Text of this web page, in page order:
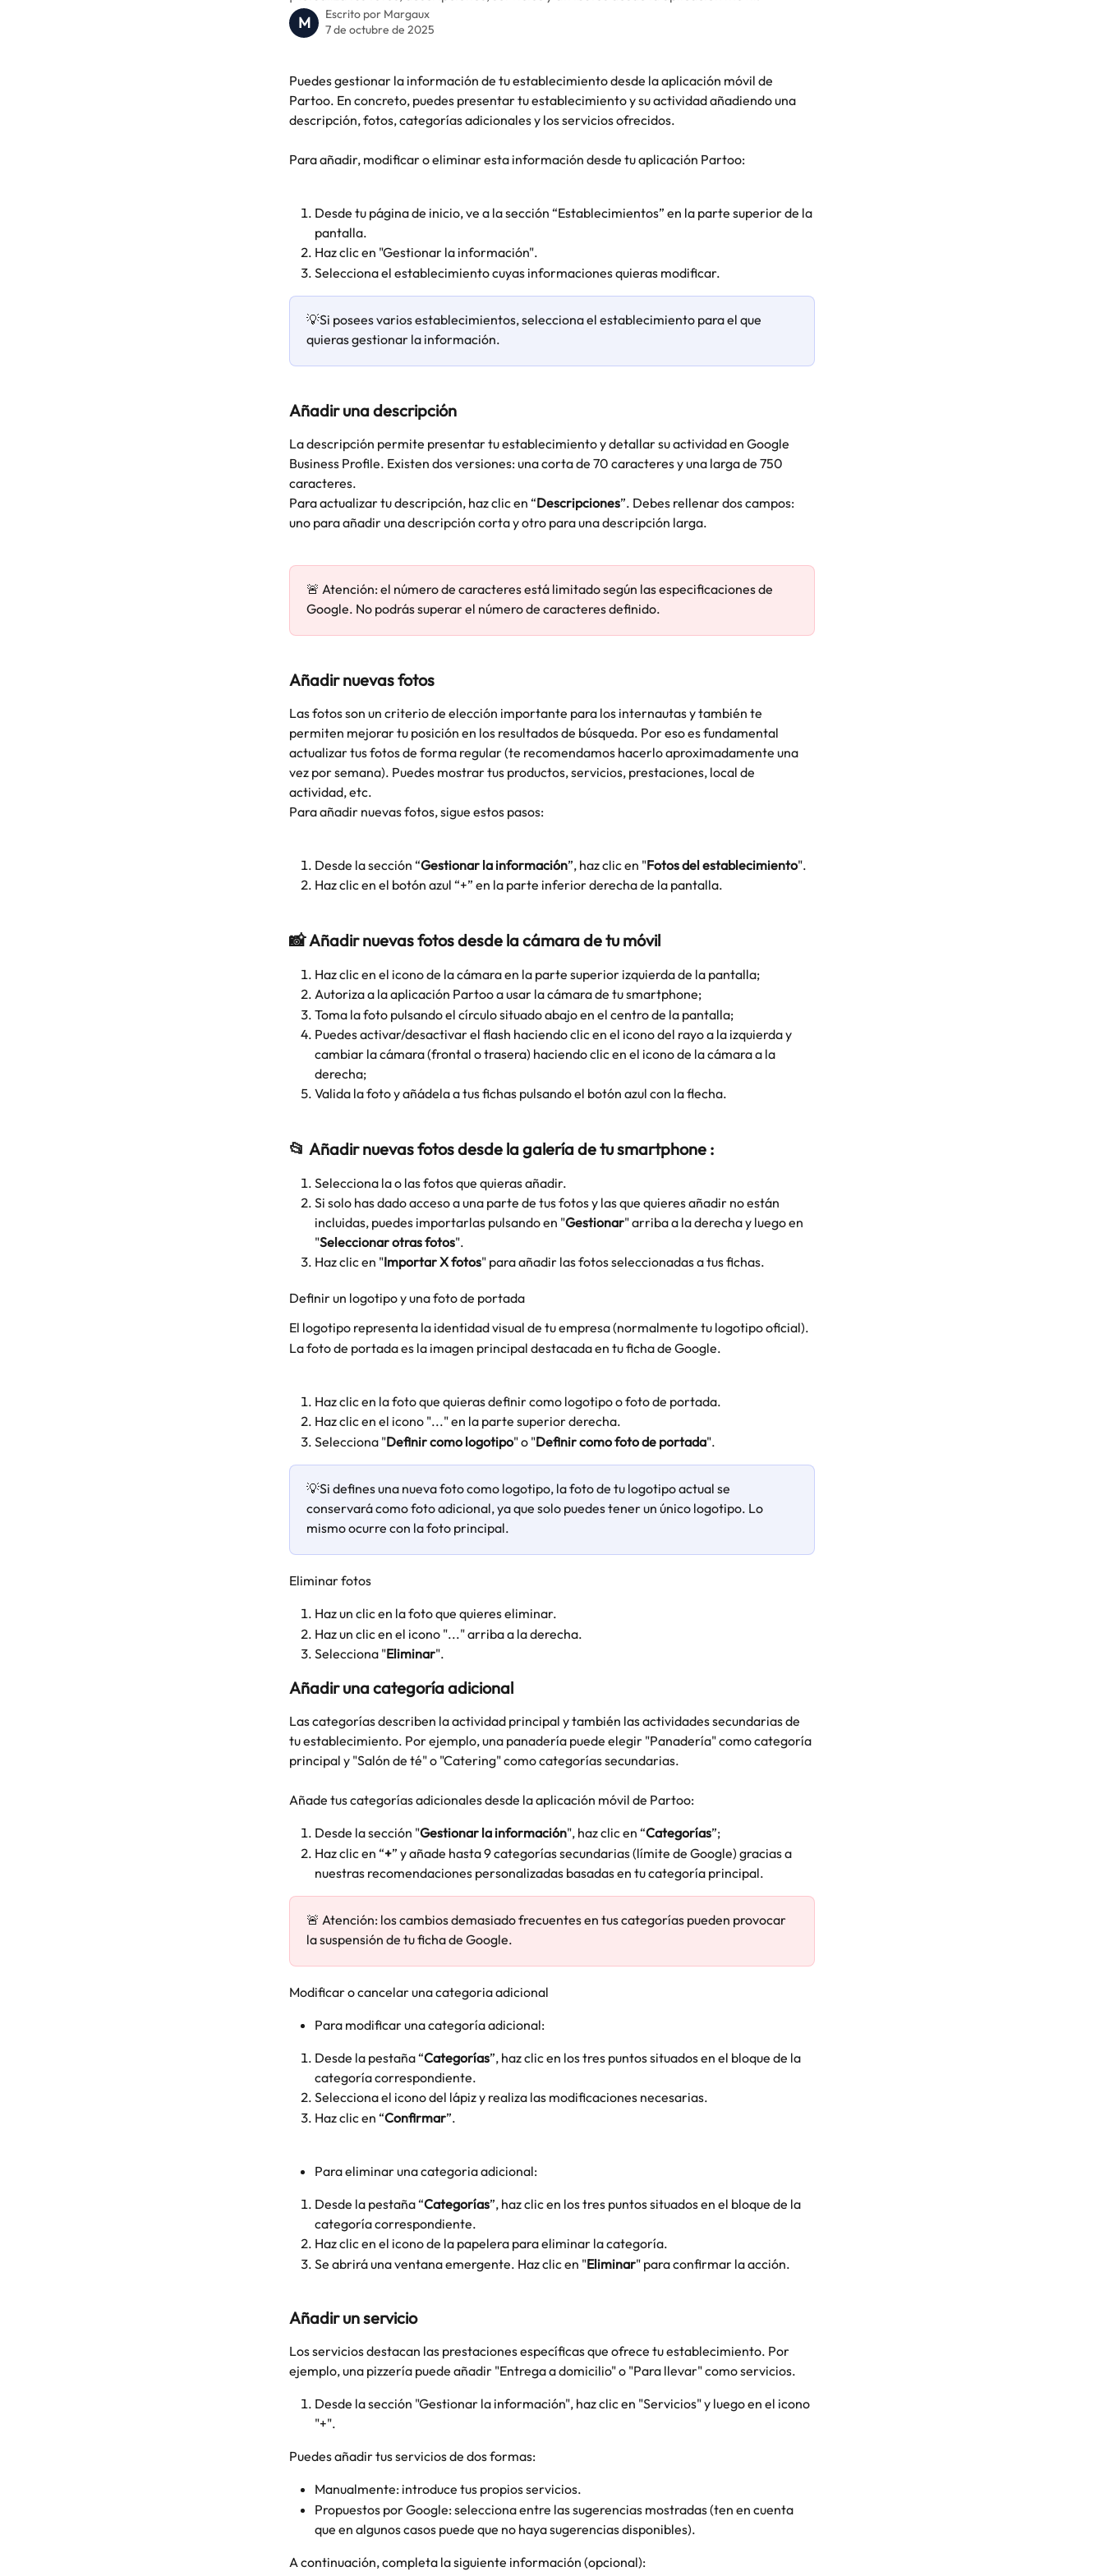
M Escrito por Margaux
7 de octubre de 2025
Puedes gestionar la información de tu establecimiento desde la aplicación móvil de
Partoo. En concreto, puedes presentar tu establecimiento y su actividad añadiendo una
descripción, fotos, categorías adicionales y los servicios ofrecidos.
Para añadir, modificar o eliminar esta información desde tu aplicación Partoo:
Desde tu página de inicio, ve a la sección “Establecimientos” en la parte superior de la
pantalla.
Haz clic en "Gestionar la información".
Selecciona el establecimiento cuyas informaciones quieras modificar.
💡Si posees varios establecimientos, selecciona el establecimiento para el que
quieras gestionar la información.
Añadir una descripción
La descripción permite presentar tu establecimiento y detallar su actividad en Google
Business Profile. Existen dos versiones: una corta de 70 caracteres y una larga de 750
caracteres.
Para actualizar tu descripción, haz clic en “Descripciones”. Debes rellenar dos campos:
uno para añadir una descripción corta y otro para una descripción larga.
🚨 Atención: el número de caracteres está limitado según las especificaciones de
Google. No podrás superar el número de caracteres definido.
Añadir nuevas fotos
Las fotos son un criterio de elección importante para los internautas y también te
permiten mejorar tu posición en los resultados de búsqueda. Por eso es fundamental
actualizar tus fotos de forma regular (te recomendamos hacerlo aproximadamente una
vez por semana). Puedes mostrar tus productos, servicios, prestaciones, local de
actividad, etc.
Para añadir nuevas fotos, sigue estos pasos:
Desde la sección “Gestionar la información”, haz clic en "Fotos del establecimiento".
Haz clic en el botón azul “+” en la parte inferior derecha de la pantalla.
📸 Añadir nuevas fotos desde la cámara de tu móvil
Haz clic en el icono de la cámara en la parte superior izquierda de la pantalla;
Autoriza a la aplicación Partoo a usar la cámara de tu smartphone;
Toma la foto pulsando el círculo situado abajo en el centro de la pantalla;
Puedes activar/desactivar el flash haciendo clic en el icono del rayo a la izquierda y
cambiar la cámara (frontal o trasera) haciendo clic en el icono de la cámara a la
derecha;
Valida la foto y añádela a tus fichas pulsando el botón azul con la flecha.
📂 Añadir nuevas fotos desde la galería de tu smartphone :
Selecciona la o las fotos que quieras añadir.
Si solo has dado acceso a una parte de tus fotos y las que quieres añadir no están
incluidas, puedes importarlas pulsando en "Gestionar" arriba a la derecha y luego en
"Seleccionar otras fotos".
Haz clic en "Importar X fotos" para añadir las fotos seleccionadas a tus fichas.
Definir un logotipo y una foto de portada
El logotipo representa la identidad visual de tu empresa (normalmente tu logotipo oficial).
La foto de portada es la imagen principal destacada en tu ficha de Google.
Haz clic en la foto que quieras definir como logotipo o foto de portada.
Haz clic en el icono "..." en la parte superior derecha.
Selecciona "Definir como logotipo" o "Definir como foto de portada".
💡Si defines una nueva foto como logotipo, la foto de tu logotipo actual se
conservará como foto adicional, ya que solo puedes tener un único logotipo. Lo
mismo ocurre con la foto principal.
Eliminar fotos
Haz un clic en la foto que quieres eliminar.
Haz un clic en el icono "..." arriba a la derecha.
Selecciona "Eliminar".
Añadir una categoría adicional
Las categorías describen la actividad principal y también las actividades secundarias de
tu establecimiento. Por ejemplo, una panadería puede elegir "Panadería" como categoría
principal y "Salón de té" o "Catering" como categorías secundarias.
Añade tus categorías adicionales desde la aplicación móvil de Partoo:
Desde la sección "Gestionar la información", haz clic en “Categorías”;
Haz clic en “+” y añade hasta 9 categorías secundarias (límite de Google) gracias a
nuestras recomendaciones personalizadas basadas en tu categoría principal.
🚨 Atención: los cambios demasiado frecuentes en tus categorías pueden provocar
la suspensión de tu ficha de Google.
Modificar o cancelar una categoria adicional
Para modificar una categoría adicional:
Desde la pestaña “Categorías”, haz clic en los tres puntos situados en el bloque de la
categoría correspondiente.
Selecciona el icono del lápiz y realiza las modificaciones necesarias.
Haz clic en “Confirmar”.
Para eliminar una categoria adicional:
Desde la pestaña “Categorías”, haz clic en los tres puntos situados en el bloque de la
categoría correspondiente.
Haz clic en el icono de la papelera para eliminar la categoría.
Se abrirá una ventana emergente. Haz clic en "Eliminar" para confirmar la acción.
Añadir un servicio
Los servicios destacan las prestaciones específicas que ofrece tu establecimiento. Por
ejemplo, una pizzería puede añadir "Entrega a domicilio" o "Para llevar" como servicios.
Desde la sección "Gestionar la información", haz clic en "Servicios" y luego en el icono
"+".
Puedes añadir tus servicios de dos formas:
Manualmente: introduce tus propios servicios.
Propuestos por Google: selecciona entre las sugerencias mostradas (ten en cuenta
que en algunos casos puede que no haya sugerencias disponibles).
A continuación, completa la siguiente información (opcional):